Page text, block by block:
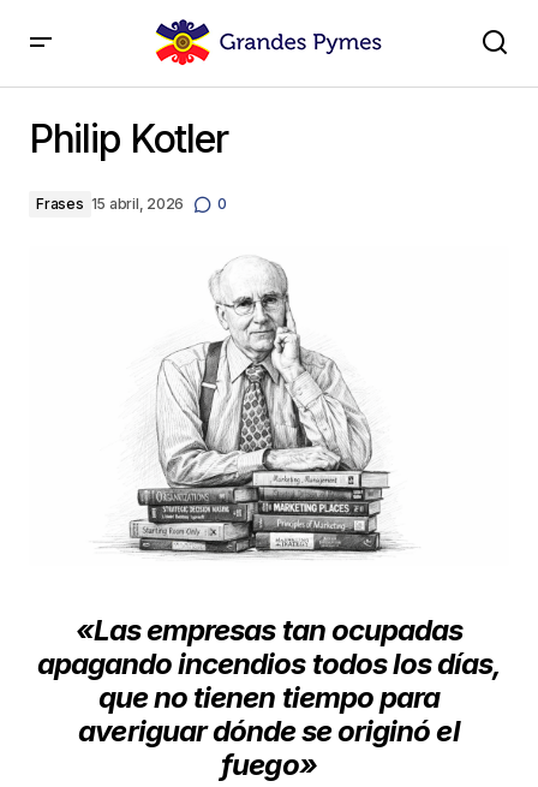
Philip Kotler
Frases 15 abril, 2026 0
«Las empresas tan ocupadas
apagando incendios todos los días,
que no tienen tiempo para
averiguardónde se originó el
fuego»